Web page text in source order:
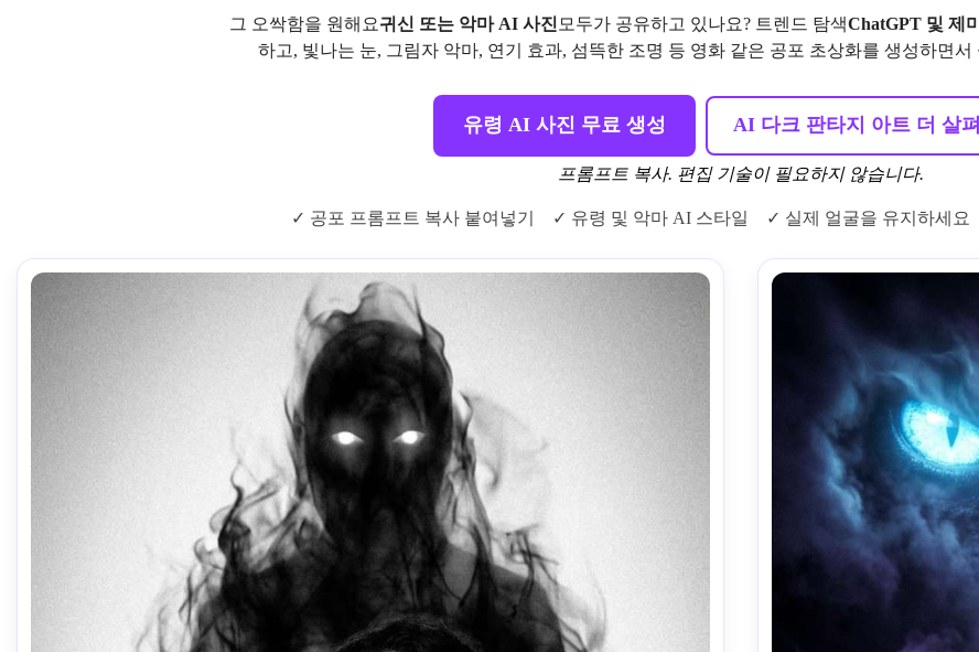
그 오싹함을 원해요귀신 또는 악마 AI 사진 모두가 공유하고 있나요? 트렌드 탐색ChatGPT 및 제
하고, 빛나는 눈, 그림자 악마, 연기 효과, 섬뜩한 조명 등 영화 같은 공포 초상화를 생성하면
유령 AI 사진 무료 생성 AI 다크 판타지 아트 더 살펴
프롬프트 복사. 편집 기술이 필요하지 않습니다.
✓ 공포 프롬프트 복사 붙여넣기 ✓ 유령 및 악마 AI 스타일 ✓ 실제 얼굴을 유지하세요